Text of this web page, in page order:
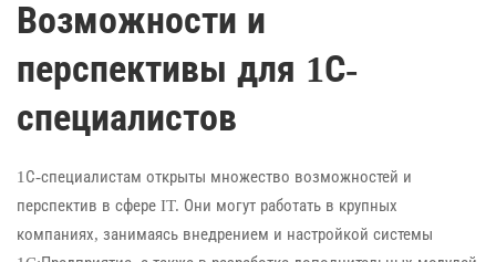
Возможности и
перспективы для 1С-
специалистов
1С-специалистам открыты множество возможностей и
перспектив в сфере IT. Они могут работать в крупных
компаниях, занимаясь внедрением и настройкой системы